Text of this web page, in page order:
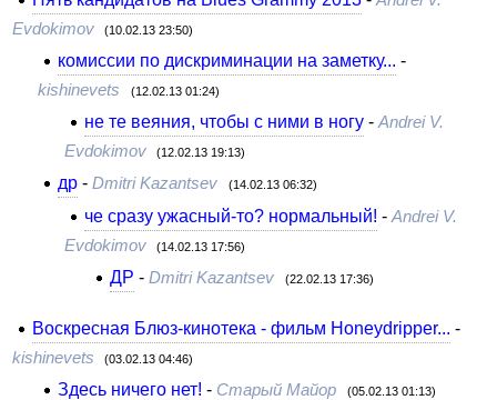
Evdokimov
(10.02.13 23:50)
комиссии по дискриминации на заметку... -
kishinevets (12.02.13 01:24)
не те веяния, чтобы с ними в ногу- Andrei V.
Evdokimov
(12.02.13 19:13)
др -Dmitri Kazantsev (14.02.13 06:32)
че сразу ужасный-то? нормальный! - Andrei V.
Evdokimov
(14.02.13 17:56)
ДР - Dmitri Kazantsev (22.02.13 17:36)
Воскресная Блюз-кинотека - фильм Honeydripper... -
kishinevets (03.02.13 04:46)
Здесь ничего нет! - Старый Майор (05.02.13 01:13)